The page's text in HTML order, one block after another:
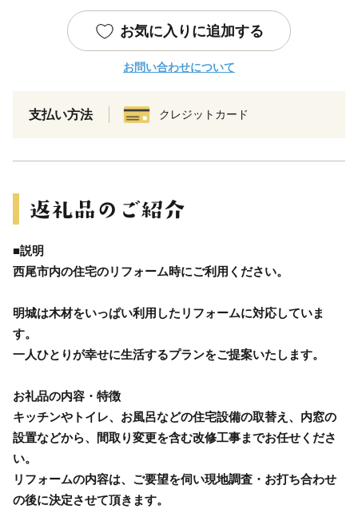
お気に入りに追加する
お問い合わせについて
支払い方法 クレジットカード
■説明
西尾市内の住宅のリフォーム時にご利用ください。
明城は木材をいっぱい利用したリフォームに対応していま
す。
一人ひとりが幸せに生活するプランをご提案いたします。
お礼品の内容・特徴
キッチンやトイレ、お風呂などの住宅設備の取替え、内窓の
設置などから、間取り変更を含む改修工事までお任せくださ
い。
リフォームの内容は、ご要望を伺い現地調査・お打ち合わせ
の後に決定させて頂きます。